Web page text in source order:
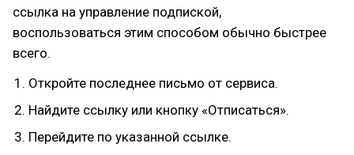
ссылка на управление подпиской,
воспользоваться этим способом обычно быстрее
всего.
Откройте последнее письмо от сервиса.
Найдите ссылку или кнопку «Отписаться».
Перейдите по указанной ссылке.